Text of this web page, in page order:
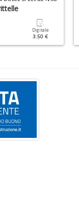
Digitale
3.50 €